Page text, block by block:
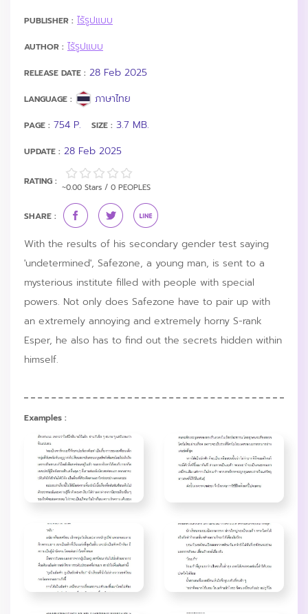
PUBLISHER : ไร้รูปแบบ
AUTHOR : ไร้รูปแบบ
RELEASE DATE : 28 Feb 2025
LANGUAGE : ภาษาไทย
PAGE : 754 P. SIZE : 3.7 MB.
UPDATE : 28 Feb 2025
RATING :
~0.00 Stars / 0 PEOPLES
SHARE :
With the results of his secondary gender test saying
'undetermined', Safezone, a young man, is sent to a
mysterious institute filled with people with special
powers. Not only does Safezone have to pair up with
an extremely annoying and extremely horny S-rank
Esper, he also has to find out the secrets hidden within
himself.
Examples :